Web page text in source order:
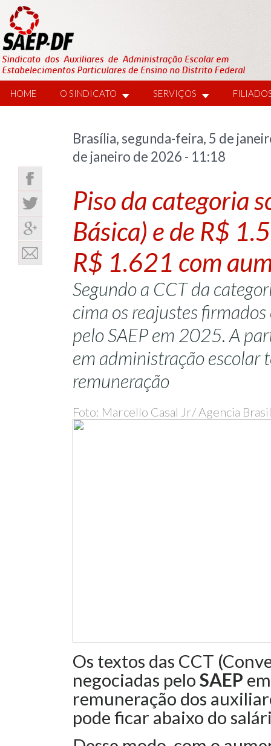
HOME O SINDICATO SERVIÇOS
Brasília, segunda-feira, 5 de
de janeiro de 2026 - 11:18
Piso da categoria
Básica) e de R$
R$ 1.621 com
Segundo a CCT da
cima os reajustes
pelo SAEP em 2025. A
em administração escolar
remuneração
Foto: Marcello Casal Jr/ Agencia Brasil
Os textos das CCT
negociadas pelo SAEP
remuneração dos
pode ficar abaixo do